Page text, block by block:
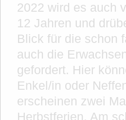
2022 wird es auch
12 Jahren und
Blick für die schon
auch die
gefordert. Hier
Enkel/in oder
erscheinen zwei
Herbstferien. Am